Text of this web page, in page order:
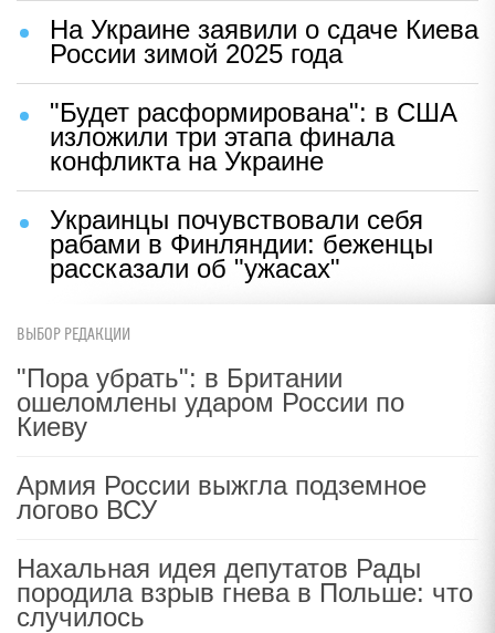
На Украине заявили о сдаче Киева
России зимой 2025 года
"Будет расформирована": в США
изложили три этапа финала
конфликта на Украине
Украинцы почувствовали себя
рабами в Финляндии: беженцы
рассказали об "ужасах"
ВЫБОР РЕДАКЦИИ
"Пора убрать": в Британии
ошеломлены ударом России по
Киеву
Армия России выжгла подземное
логово ВСУ
Нахальная идея депутатов Рады
породила взрыв гнева в Польше: что
случилось